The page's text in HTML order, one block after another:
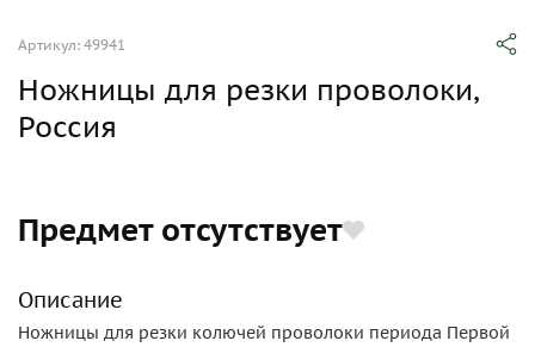
Артикул: 49941
Ножницы для резки проволоки,
Россия
Предмет отсутствует
Описание
Ножницы для резки колючей проволоки периода Первой